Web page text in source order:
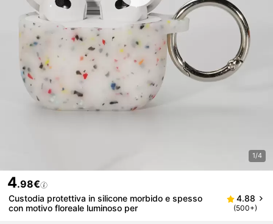
1/4
4.98€
Custodia protettiva in silicone morbido e spesso
con motivo floreale luminoso per
4.88
(500+)